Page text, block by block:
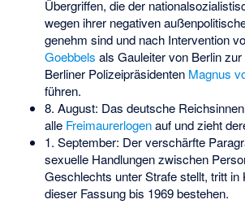
Übergriffen, die der
wegen ihrer negativen
genehm sind und nach Intervention
Goebbels als Gauleiter von Berlin
Berliner Polizeipräsidenten Magnus
führen.
8. August: Das deutsche
alle Freimaurerlogenauf und zieht
1. September: Der verschärfte
sexuelle Handlungen zwischen
Geschlechts unter Strafe stellt, tritt in
dieser Fassung bis 1969 bestehen.